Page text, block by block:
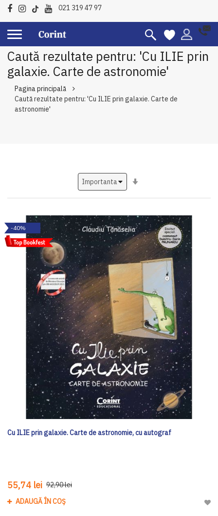
021 319 47 97
Caută rezultate pentru: 'Cu ILIE prin
galaxie. Carte de astronomie'
Pagina principală
Caută rezultate pentru: 'Cu ILIE prin galaxie. Carte de
astronomie'
-40%
Cu ILIE prin galaxie. Carte de astronomie, cu autograf
55,74 lei 92,90 lei
ADAUGĂ ÎN COȘ